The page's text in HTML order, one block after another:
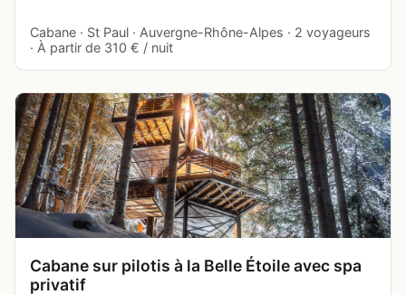
Cabane · St Paul · Auvergne-Rhône-Alpes · 2 voyageurs
· À partir de 310 € / nuit
Cabane sur pilotis à la Belle Étoile avec spa
privatif